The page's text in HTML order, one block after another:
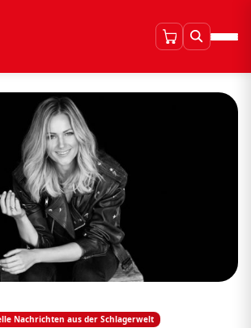
Nachrichten aus der Schlagerwelt